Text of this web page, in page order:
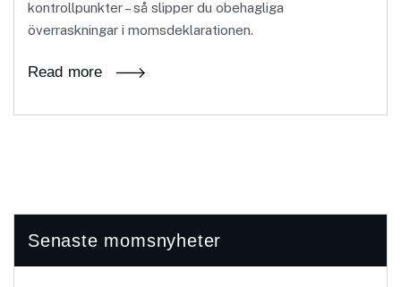
kontrollpunkter – så slipper du obehagliga
överraskningar i momsdeklarationen.
Read more
Senaste momsnyheter